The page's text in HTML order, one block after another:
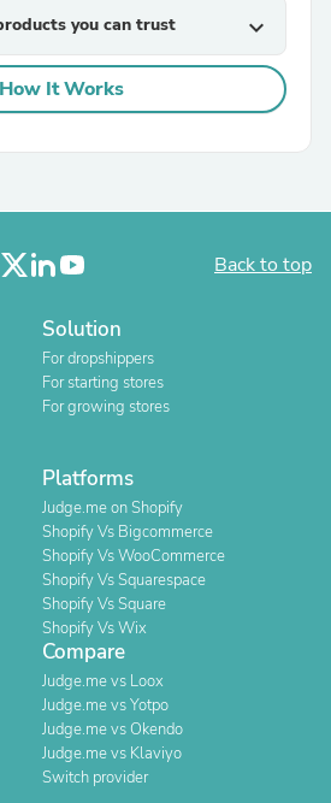
you can trust expand_more
How It Works
Back to top
Solution
For dropshippers
For starting stores
For growing stores
Platforms
Judge.me on Shopify
Shopify Vs Bigcommerce
Shopify Vs WooCommerce
Shopify Vs Squarespace
Shopify Vs Square
Shopify Vs Wix
Compare
Judge.me vs Loox
Judge.me vs Yotpo
Judge.me vs Okendo
Judge.me vs Klaviyo
Switch provider